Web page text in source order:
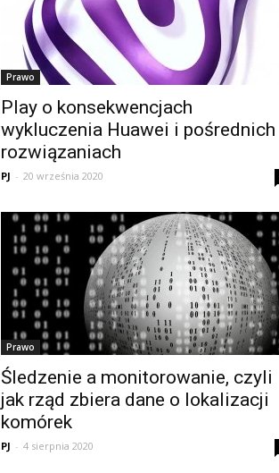
Prawo
Play o konsekwencjach
wykluczenia Huawei i pośrednich
rozwiązaniach
PJ - 20 września 2020
Prawo
Śledzenie a monitorowanie, czyli
jak rząd zbiera dane o lokalizacji
komórek
PJ - 4 sierpnia 2020